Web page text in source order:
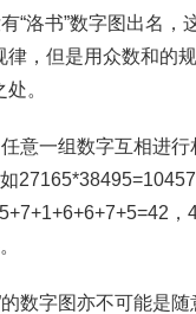
“洛书”数字图出名，
律，但是用众数和的
。
任意一组数字互相进
，
数字图亦不可能是随